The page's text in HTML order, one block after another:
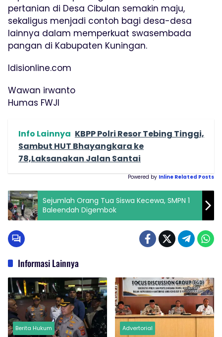
pertanian di Desa Cibulan semakin maju,
sekaligus menjadi contoh bagi desa-desa
lainnya dalam memperkuat swasembada
pangan di Kabupaten Kuningan.
Idisionline.com
Wawan irwanto
Humas FWJI
Info Lainnya KBPP Polri Resor Tebing Tinggi,
Sambut HUT Bhayangkara ke
78,Laksanakan Jalan Santai
Powered by Inline Related Posts
Sejumlah Orang Tua Siswa Kecewa, SMPN 1
Baleendah Digembok
Informasi Lainnya
Berita Hukum Advertorial